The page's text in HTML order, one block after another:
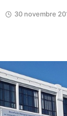
30 novembre